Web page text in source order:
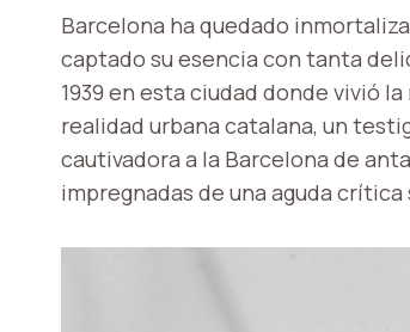
Barcelona ha quedado
captado su esencia con tanta
1939 en esta ciudad donde vivió
realidad urbana catalana, un
cautivadora a la Barcelona de
impregnadas de una aguda